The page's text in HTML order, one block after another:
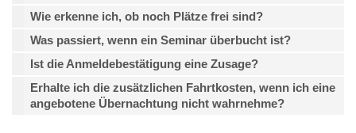
Wie erkenne ich, ob noch Plätze frei sind?
Was passiert, wenn ein Seminar überbucht ist?
Ist die Anmeldebestätigung eine Zusage?
Erhalte ich die zusätzlichen Fahrtkosten, wenn ich eine
angebotene Übernachtung nicht wahrnehme?